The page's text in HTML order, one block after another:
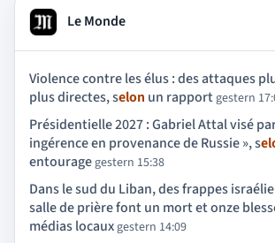
Le Monde
Violence contre les élus : des attaques
plus directes, selon un rapport gestern
Présidentielle 2027 : Gabriel Attal visé
ingérence en provenance de Russie », s
entourage gestern 15:38
Dans le sud du Liban, des frappes
salle de prière font un mort et onze
médias locauxgestern 14:09